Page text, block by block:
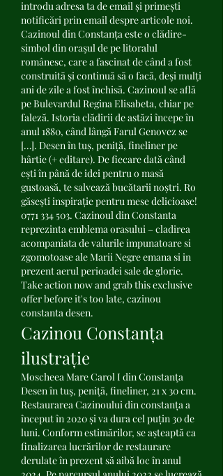
introdu adresa ta de email și primești
notificări prin email despre articole noi.
Cazinoul din Constanța este o clădire-
simbol din oraşul de pe litoralul
românesc, care a fascinat de când a fost
construită şi continuă să o facă, deşi mulţi
ani de zile a fost închisă. Cazinoul se află
pe Bulevardul Regina Elisabeta, chiar pe
faleză. Istoria clădirii de astăzi începe în
anul 1880, când lângă Farul Genovez se
[…]. Desen în tuș, peniță, fineliner pe
hârtie (+ editare). De fiecare dată când
ești în până de idei pentru o masă
gustoasă, te salvează bucătarii noștri. Ro
găsești inspirație pentru mese delicioase!
0771 334 503. Cazinoul din Constanta
reprezinta emblema orasului – cladirea
acompaniata de valurile impunatoare si
zgomotoase ale Marii Negre emana si in
prezent aerul perioadei sale de glorie.
Take action now and grab this exclusive
offer before it's too late, cazinou
constanta desen.
Cazinou Constanța
ilustrație
Moscheea Mare Carol I din Constanţa
Desen în tuş, peniţă, fineliner, 21 x 30 cm.
Restaurarea Cazinoului din constanța a
început în 2020 și va dura cel puțin 30 de
luni. Conform estimărilor, se așteaptă ca
finalizarea lucrărilor de restaurare
derulate în prezent să aibă loc în anul